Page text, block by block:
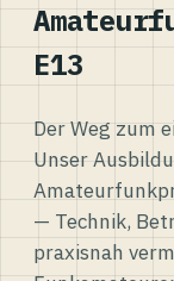
E13
Der Weg zum
Unser
— Technik,
praxisnah